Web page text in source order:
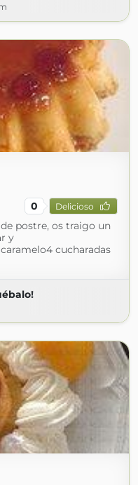
0 Delicioso
postre, os traigo un
y
cucharadas